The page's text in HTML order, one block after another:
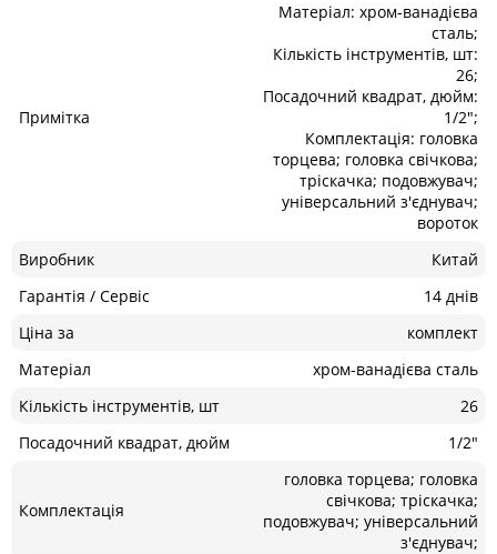
Примітка
Матеріал: хром-ванадієва
сталь;
Кількість інструментів, шт:
26;
Посадочний квадрат, дюйм:
1/2";
Комплектація: головка
торцева; головка свічкова;
тріскачка; подовжувач;
універсальний з'єднувач;
вороток
Виробник
Китай
Гарантія / Сервіс
14 днів
Ціна за
комплект
Матеріал
хром-ванадієва сталь
Кількість інструментів, шт
26
Посадочний квадрат, дюйм
1/2"
Комплектація
головка торцева; головка
свічкова; тріскачка;
подовжувач; універсальний
з'єднувач;